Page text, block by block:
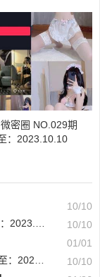
密圈 NO.029期
：2023.10.10
10/10
10/10
01/01
10/10